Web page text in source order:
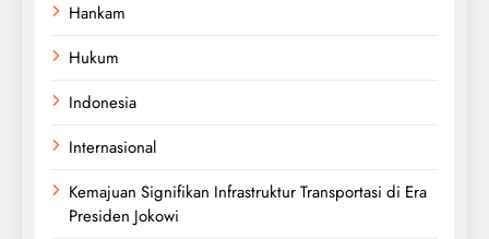
Hankam
Hukum
Indonesia
Internasional
Kemajuan Signifikan Infrastruktur Transportasi di Era
Presiden Jokowi